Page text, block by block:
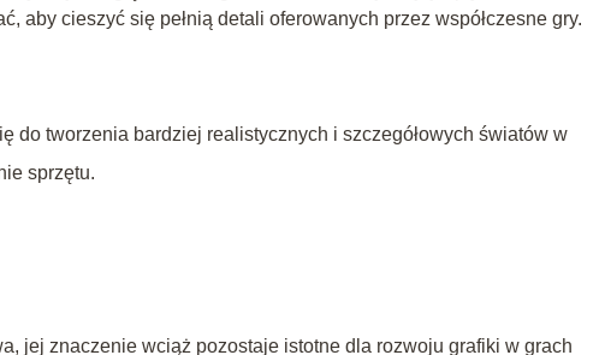
aby cieszyć się pełnią detali oferowanych przez współczesne gry.
do tworzenia bardziej realistycznych i szczegółowych światów w
sprzętu.
jej znaczenie wciąż pozostaje istotne dla rozwoju grafiki w grach